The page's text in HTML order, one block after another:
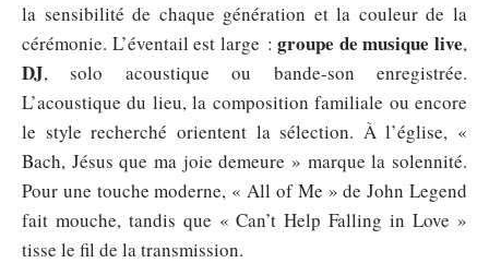
la sensibilité de chaque génération et la couleur de la
cérémonie. L’éventail est large :groupe de musique live,
DJ, solo acoustique ou bande-son enregistrée.
L’acoustique du lieu, la composition familiale ou encore
le style recherché orientent la sélection. À l’église, «
Bach, Jésus que ma joie demeure » marque la solennité.
Pour une touche moderne, « All of Me » de John Legend
fait mouche, tandis que « Can’t Help Falling in Love »
tisse le fil de la transmission.